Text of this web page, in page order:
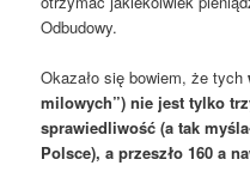
Odbudowy.
Okazało się bowiem, że tych
milowych”) nie jest tylko
sprawiedliwość (a tak
Polsce), a przeszło 160 a